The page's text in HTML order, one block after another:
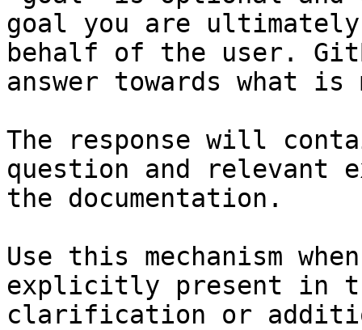
goal you are
behalf of the user.
answer towards what
The response will
question and relevant
the documentation.
Use this mechanism
explicitly present in
clarification or